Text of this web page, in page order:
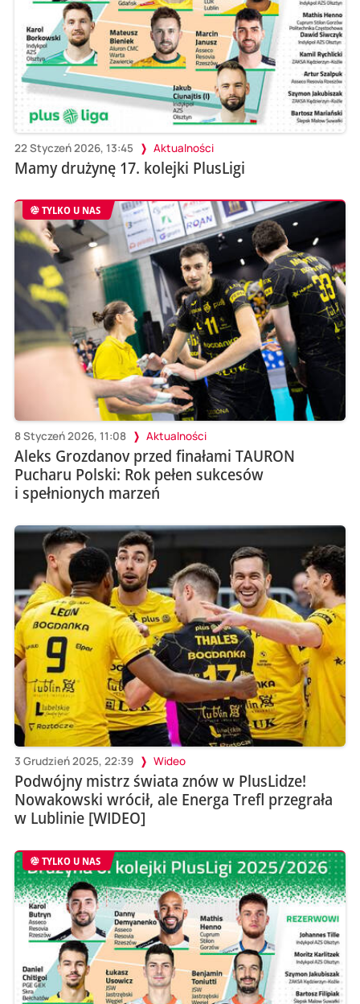
22 Styczeń 2026, 13:45 Aktualności
Mamy drużynę 17. kolejki PlusLigi
TYLKO U NAS
8 Styczeń 2026, 11:08 Aktualności
Aleks Grozdanov przed finałami TAURON
Pucharu Polski: Rok pełen sukcesów
i spełnionych marzeń
3 Grudzień 2025, 22:39 Wideo
Podwójny mistrz świata znów w PlusLidze!
Nowakowski wrócił, ale Energa Trefl przegrała
w Lublinie [WIDEO]
TYLKO U NAS